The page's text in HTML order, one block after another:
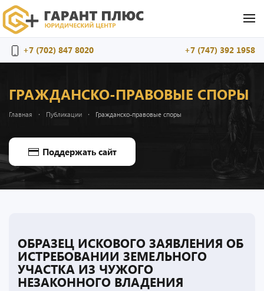
+7 (702) 847 8020 +7 (747) 392 1958
ГРАЖДАНСКО-ПРАВОВЫЕ СПОРЫ
Главная Публикации Гражданско-правовые споры
Поддержать сайт
ОБРАЗЕЦ ИСКОВОГО ЗАЯВЛЕНИЯ ОБ
ИСТРЕБОВАНИИ ЗЕМЕЛЬНОГО
УЧАСТКА ИЗ ЧУЖОГО
НЕЗАКОННОГО ВЛАДЕНИЯ